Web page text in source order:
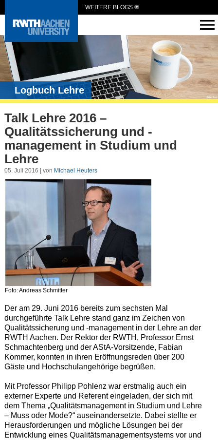
WEITERE BLOGS
Logbuch Lehre
Talk Lehre 2016 –
Qualitätssicherung und -
management in Studium und
Lehre
05. Juli 2016 | von Michael Heuters
Foto: Andreas Schmitter
Der am 29. Juni 2016 bereits zum sechsten Mal
durchgeführte Talk Lehre stand ganz im Zeichen von
Qualitätssicherung und -management in der Lehre an der
RWTH Aachen. Der Rektor der RWTH, Professor Ernst
Schmachtenberg und der AStA-Vorsitzende, Fabian
Kommer, konnten in ihren Eröffnungsreden über 200
Gäste und Hochschulangehörige begrüßen.
Mit Professor Philipp Pohlenz war erstmalig auch ein
externer Experte und Referent eingeladen, der sich mit
dem Thema „Qualitätsmanagement in Studium und Lehre
– Muss oder Mode?“ auseinandersetzte. Dabei stellte er
Herausforderungen und mögliche Lösungen bei der
Entwicklung eines Qualitätsmanagementsystems vor und